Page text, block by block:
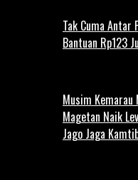
Tak Cuma Antar
Bantuan Rp123
Musim Kemarau
Magetan Naik
Jago Jaga